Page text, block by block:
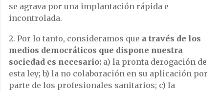
se agrava por una implantación rápida e
incontrolada.
2. Por lo tanto, consideramos que a través de los
medios democráticos que dispone nuestra
sociedad es necesario: a) la pronta derogación de
esta ley; b) la no colaboración en su aplicación por
parte de los profesionales sanitarios; c) la